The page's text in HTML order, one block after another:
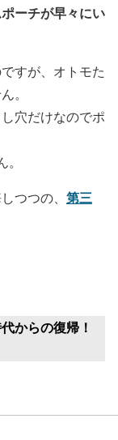
ーチが早々にい
すが、オトモた
。
穴だけなのでポ
つつの、 第三
からの復帰！